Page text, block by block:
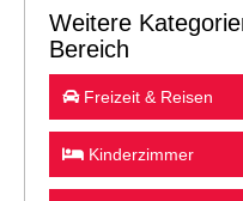
Weitere
Bereich
Freizeit & Reisen
Kinderzimmer